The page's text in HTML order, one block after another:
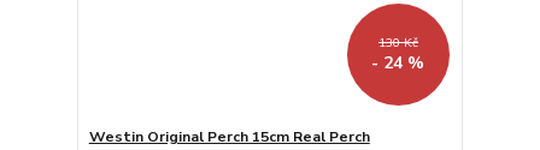
130 Kč
- 24 %
Westin Original Perch 15cm Real Perch